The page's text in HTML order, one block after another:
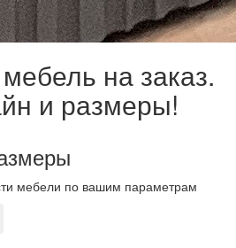
на заказ.
и размеры!
мебели по вашим параметрам